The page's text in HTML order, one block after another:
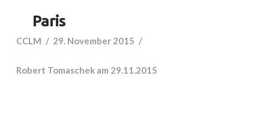
Paris
CCLM 29. November 2015
Robert Tomaschek am 29.11.2015